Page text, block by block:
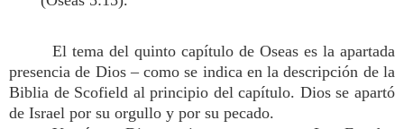
El tema del quinto capítulo de Oseas es la apartada
presencia de Dios – como se indica en la descripción de la
Biblia de Scofield al principio del capítulo. Dios se apartó
de Israel por su orgullo y por su pecado.